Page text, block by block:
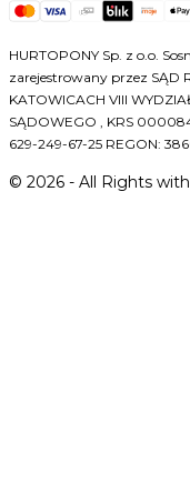
HURTOPONY Sp. z o.o.
zarejestrowany przez SĄD
KATOWICACH VIII
SĄDOWEGO , KRS
629-249-67-25 REGON:
© 2026 - All Rights